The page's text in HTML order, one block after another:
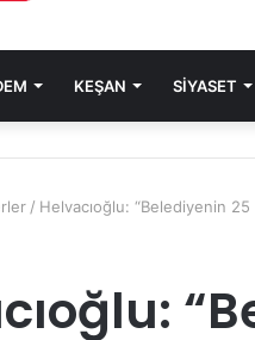
KEŞAN SIYASET
/ Helvacıoğlu: “Belediyenin 25